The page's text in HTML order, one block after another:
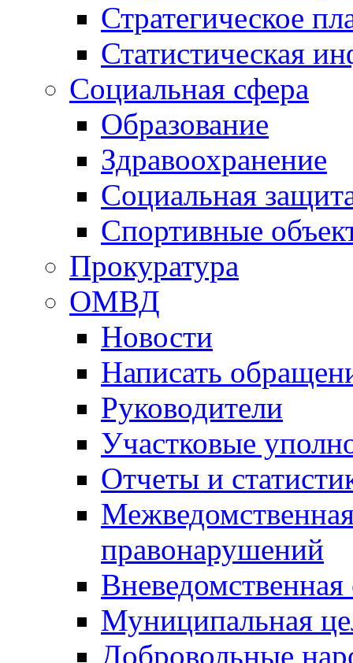
Стратегическое
Статистическая
Социальная сфера
Образование
Здравоохранение
Социальная
Спортивные
Прокуратура
ОМВД
Новости
Написать
Руководители
Участковые
Отчеты и
правонарушений
Вневедомственная
Муниципальная
Добровольные